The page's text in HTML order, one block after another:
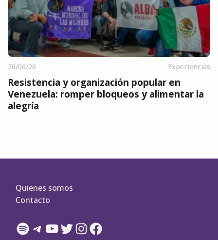
26/06/26 Experiencias
Resistencia y organización popular en
Venezuela: romper bloqueos y alimentar la
alegría
Quienes somos
Contacto
Spotify
Telegram
YouTube
Twitter
Instagram
Facebook